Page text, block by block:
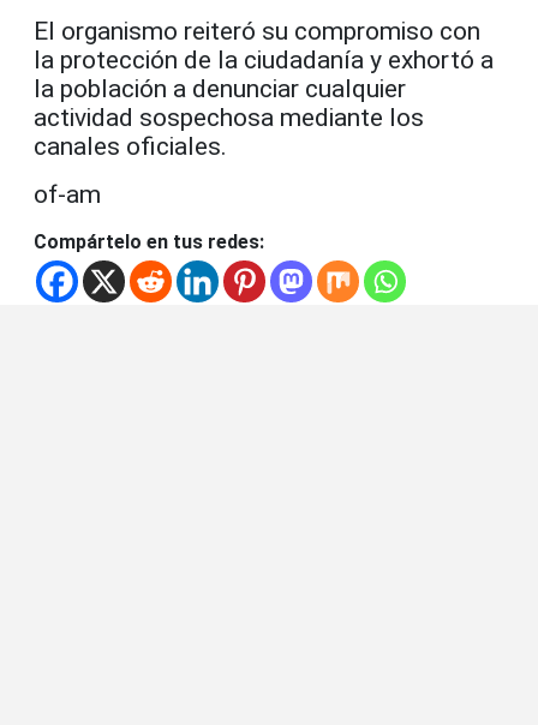
El organismo reiteró su compromiso con
la protección de la ciudadanía y exhortó a
la población a denunciar cualquier
actividad sospechosa mediante los
canales oficiales.
of-am
Compártelo en tus redes: